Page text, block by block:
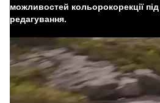
можливостей кольорокорекції
редагування.